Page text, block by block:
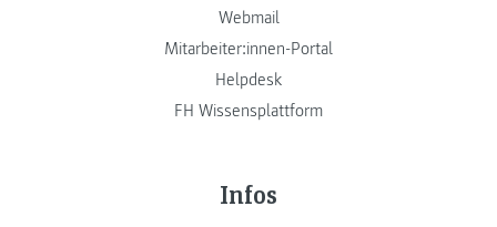
Webmail
Mitarbeiter:innen-Portal
Helpdesk
FH Wissensplattform
Infos